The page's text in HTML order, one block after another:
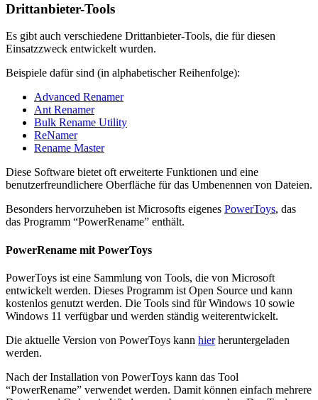
Drittanbieter-Tools
Es gibt auch verschiedene Drittanbieter-Tools, die für diesen
Einsatzzweck entwickelt wurden.
Beispiele dafür sind (in alphabetischer Reihenfolge):
Advanced Renamer
Ant Renamer
Bulk Rename Utility
ReNamer
Rename Master
Diese Software bietet oft erweiterte Funktionen und eine
benutzerfreundlichere Oberfläche für das Umbenennen von Dateien.
Besonders hervorzuheben ist Microsofts eigenes PowerToys, das
das Programm “PowerRename” enthält.
PowerRename mit PowerToys
PowerToys ist eine Sammlung von Tools, die von Microsoft
entwickelt werden. Dieses Programm ist Open Source und kann
kostenlos genutzt werden. Die Tools sind für Windows 10 sowie
Windows 11 verfügbar und werden ständig weiterentwickelt.
Die aktuelle Version von PowerToys kann hierheruntergeladen
werden.
Nach der Installation von PowerToys kann das Tool
“PowerRename” verwendet werden. Damit können einfach mehrere